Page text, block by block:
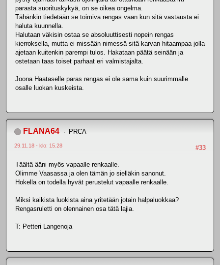
parasta suorituskykyä, on se oikea ongelma.
Tähänkin tiedetään se toimiva rengas vaan kun sitä vastausta ei
haluta kuunnella.
Halutaan väkisin ostaa se absoluuttisesti nopein rengas
kierroksella, mutta ei missään nimessä sitä karvan hitaampaa jolla
ajetaan kuitenkin parempi tulos. Hakataan päätä seinään ja
ostetaan taas toiset parhaat eri valmistajalta.
Joona Haataselle paras rengas ei ole sama kuin suurimmalle
osalle luokan kuskeista.
FLANA64 PRCA
#33
29.11.18 - klo: 15.28
Täältä ääni myös vapaalle renkaalle.
Olimme Vaasassa ja olen tämän jo sielläkin sanonut.
Hokella on todella hyvät perustelut vapaalle renkaalle.
Miksi kaikista luokista aina yritetään jotain halpaluokkaa?
Rengasruletti on olennainen osa tätä lajia.
T: Petteri Langenoja